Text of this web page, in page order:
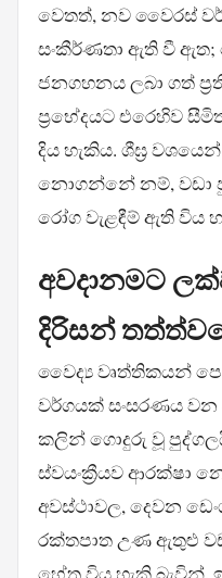
වෙතත්, නව වෛරස්
සංකීර්ණතා ඇති වී
ජනගහනය ලබා ගත්
ප්‍රභේදයට එරෙහිව
දිය හැකිය. ශීඝ්‍ර
නොගන්නේ නම්, වඩා
රෝග වැළඳීම් ඇති විය
අවදානමට
දිරිසන්
වෛද්‍ය වෘත්තිකයන්
වර්ගයක් සංසරණය වන
කලින් ගොදුරු වූ
ස්වයංක්‍රීයව ආරක්ෂා
අවස්ථාවල, දෙවන
රක්තපාත උණ ඇතුළු
හේතු විය හැකි බැවින්,